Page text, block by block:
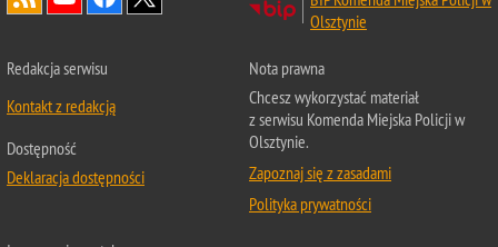
Olsztynie
Redakcja serwisu
Kontakt z redakcją
Dostępność
Deklaracja dostępności
Nota prawna
Chcesz wykorzystać materiał
z serwisu Komenda Miejska Policji w
Olsztynie.
Zapoznaj się z zasadami
Polityka prywatności